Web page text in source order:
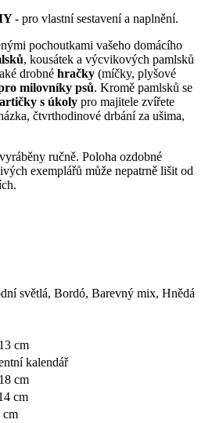
- pro vlastní sestavení a naplnění.
pochoutkami vašeho domácího
, kousátek a výcvikových pamlsků
drobné hračky (míčky, plyšové
milovníky psů. Kromě pamlsků se
s úkoly pro majitele zvířete
čtvrthodinové drbání za ušima,
ručně. Poloha ozdobné
exemplářů může nepatrně lišit od
světlá, Bordó, Barevný mix, Hnědá
cm
kalendář
cm
cm
cm